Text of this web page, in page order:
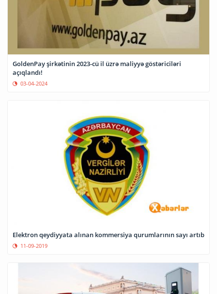
GoldenPay şirkətinin 2023-cü il üzrə maliyyə göstəriciləri
açıqlandı!
03-04-2024
Elektron qeydiyyata alınan kommersiya qurumlarının sayı artıb
11-09-2019